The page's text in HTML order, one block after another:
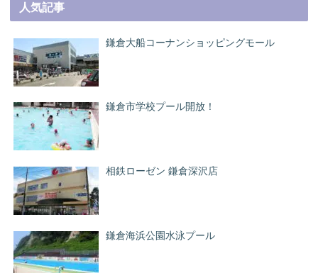
人気記事
鎌倉大船コーナンショッピングモール
鎌倉市学校プール開放！
相鉄ローゼン 鎌倉深沢店
鎌倉海浜公園水泳プール